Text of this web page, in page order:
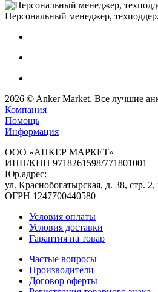
Персональный менеджер,
2026 © Anker Market. Все лучшие
Компания
Помощь
Информация
ООО «АНКЕР МАРКЕТ»
ИНН/КПП 9718261598/771801001
Юр.адрес:
ул. Краснобогатырская, д. 38, стр.
ОГРН 1247700440580
Условия оплаты
Условия доставки
Гарантия на товар
Частые вопросы
Производители
Договор оферты